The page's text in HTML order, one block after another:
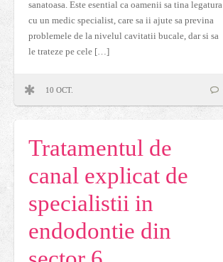
sanatoasa. Este esential ca oamenii sa tina legatura
cu un medic specialist, care sa ii ajute sa previna
problemele de la nivelul cavitatii bucale, dar si sa
le trateze pe cele […]
10 OCT.
Tratamentul de
canal explicat de
specialistii in
endodontie din